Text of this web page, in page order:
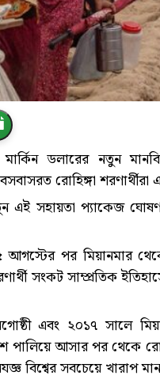
ডলারের নতুন
রোহিঙ্গা শরণার্থীরা
এই সহায়তা প্যাকেজ
পর মিয়ানমার
সংকট সাম্প্রতিক
এবং ২০১৭ সালে
পালিয়ে আসার পর থেকে
বিশ্বের সবচেয়ে খারাপ